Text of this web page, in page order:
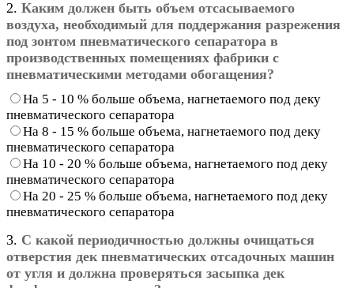
2. Каким должен быть объем отсасываемого
воздуха, необходимый для поддержания разрежения
под зонтом пневматического сепаратора в
производственных помещениях фабрики с
пневматическими методами обогащения?
На 5 - 10 % больше объема, нагнетаемого под деку
пневматического сепаратора
На 8 - 15 % больше объема, нагнетаемого под деку
пневматического сепаратора
На 10 - 20 % больше объема, нагнетаемого под деку
пневматического сепаратора
На 20 - 25 % больше объема, нагнетаемого под деку
пневматического сепаратора
3. С какой периодичностью должны очищаться
отверстия дек пневматических отсадочных машин
от угля и должна проверяться засыпка дек